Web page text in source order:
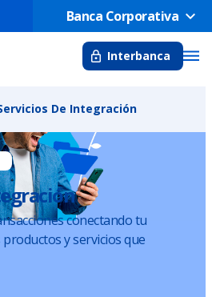
Banca Corporativa
Interbanca
De Integración
conectando tu
y servicios que